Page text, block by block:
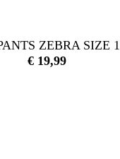
ZEBRA SIZE 1
€19,99